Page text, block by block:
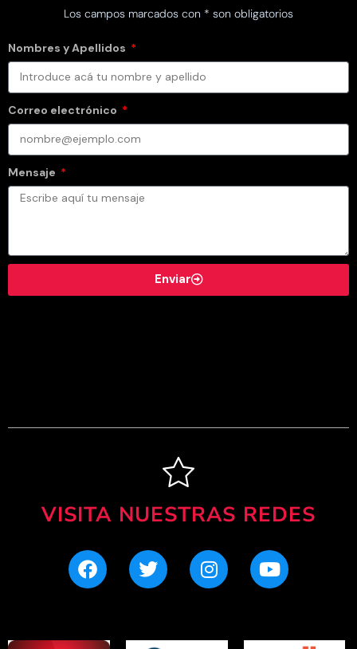
Los campos marcados con * son obligatorios
Nombres y Apellidos
Correo electrónico
Mensaje
Enviar
VISITA NUESTRAS REDES